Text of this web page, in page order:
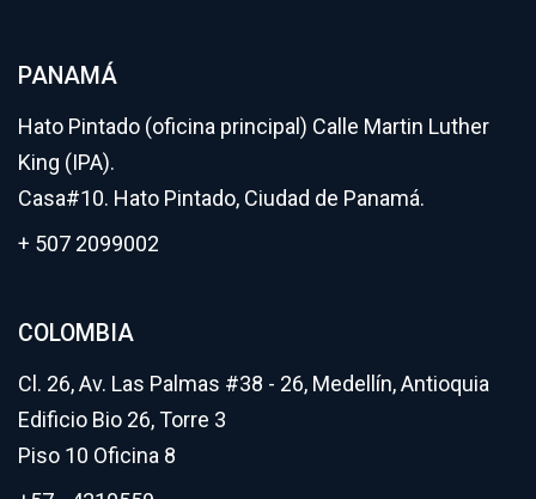
PANAMÁ
Hato Pintado (oficina principal) Calle Martin Luther
King (IPA).
Casa#10. Hato Pintado, Ciudad de Panamá.
+ 507 2099002
COLOMBIA
Cl. 26, Av. Las Palmas #38 - 26, Medellín, Antioquia
Edificio Bio 26, Torre 3
Piso 10 Oficina 8